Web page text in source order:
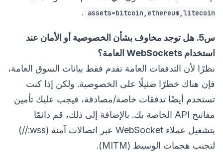
assets=bitcoin,ethereum,litecoin
.
س5. هل توجد مخاوف بشأن الخصوصية أو الأمان عند
استخدام WebSockets العامة؟
نظرًا لأن التدفقات العامة تقدم فقط بيانات السوق العامة،
فإن هناك خطرًا ضئيلًا على الخصوصية. ولكن إذا كنت
تستخدم أيضًا تدفقات خاصة/مصادقة، فيجب عليك تأمين
مفاتيح API الخاصة بك. بالإضافة إلى ذلك، قم دائمًا
بتشغيل عملاء WebSocket عبر اتصالات آمنة (wss://)
لتجنب هجمات الوسيط (MITM).